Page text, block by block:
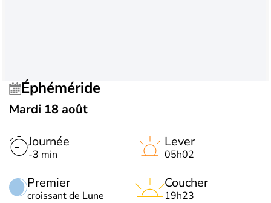
Éphéméride
Mardi 18 août
Journée
-3 min
Premier
croissant de Lune
Lever
05h02
Coucher
19h23